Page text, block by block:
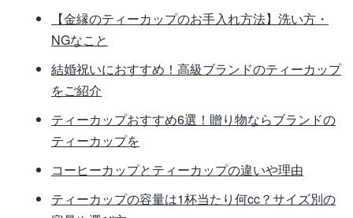
【金縁のティーカップのお手入れ方法】洗い方・
NGなこと
結婚祝いにおすすめ！高級ブランドのティーカップ
をご紹介
ティーカップおすすめ6選！贈り物ならブランドの
ティーカップを
コーヒーカップとティーカップの違いや理由
ティーカップの容量は1杯当たり何cc？サイズ別の